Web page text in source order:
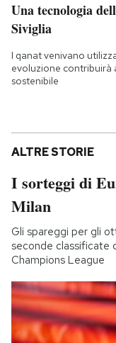
Una tecnologia
Siviglia
I qanat venivano
evoluzione contribuirà
sostenibile
ALTRE STORIE
I sorteggi di
Milan
Gli spareggi per gli
seconde classificate
Champions League